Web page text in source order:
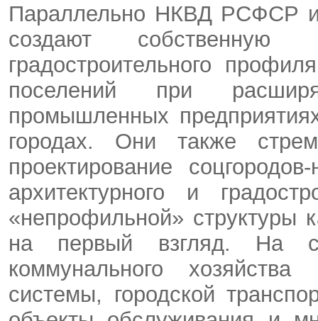
Параллельно НКВД РСФСР и
создают собственную
градостроительного
поселений при
промышленных
городах. Они также
проектирование
архитектурного и
«непрофильной»
на первый взгляд. На
коммунального
системы, городской